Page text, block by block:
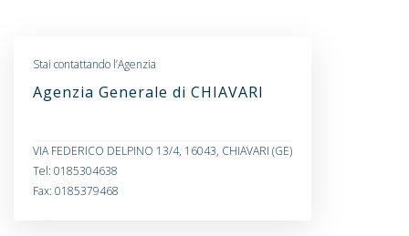
Stai contattando l’Agenzia
Agenzia Generale di CHIAVARI
VIA FEDERICO DELPINO 13/4, 16043, CHIAVARI (GE)
Tel: 0185304638
Fax: 0185379468